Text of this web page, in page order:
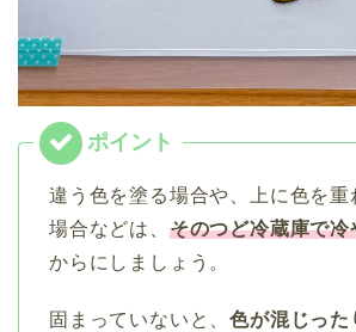
違う色を塗る場合や、上に色を重
場合などは、 そのつど冷蔵庫で
からにしましょう。
固まっていないと、色が混じった